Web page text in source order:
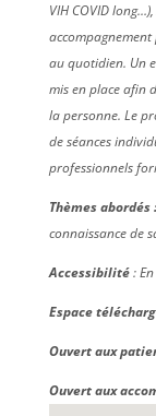
VIH COVID
au quotidien. Un
mis en place afin
la personne. Le
de séances
professionnels
Thèmes abordés
connaissance de
Accessibilité:
Espace
Ouvert aux
Ouvert aux